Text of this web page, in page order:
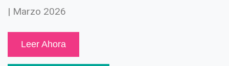
| Marzo 2026
Leer Ahora